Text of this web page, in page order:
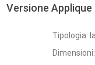
Versione Applique
Tipologia: